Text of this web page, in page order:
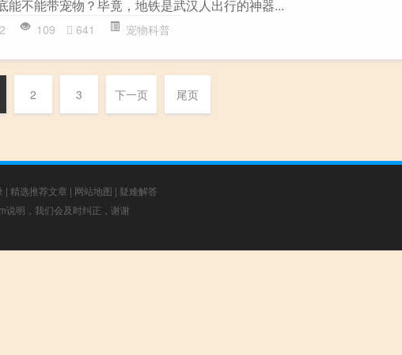
能不能带宠物？毕竟，地铁是武汉人出行的神器...
109 641 宠物科普
2 3 下一页 尾页
| 精选推荐文章 | 网站地图 | 疑难解答
说明，我们会及时纠正，谢谢